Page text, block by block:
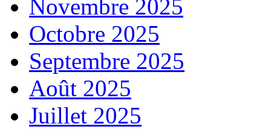
Novembre 2025
Octobre 2025
Septembre 2025
Août 2025
Juillet 2025